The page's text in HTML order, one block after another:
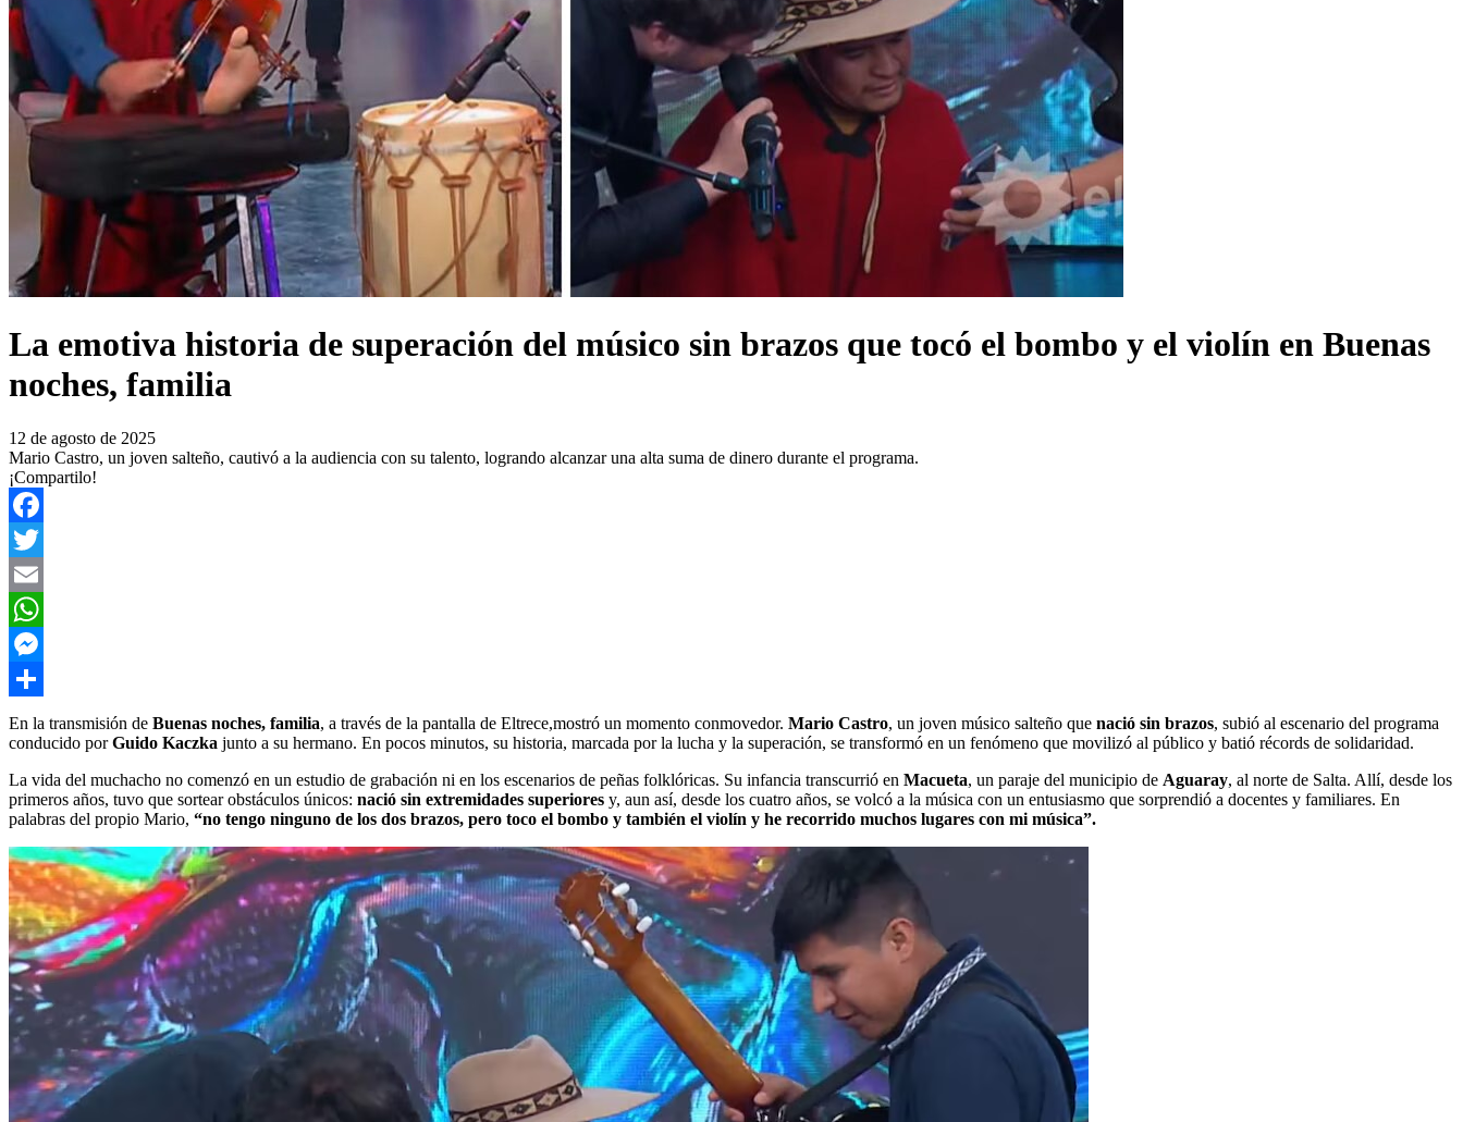
La emotiva historia de superación del músico sin brazos que tocó el bombo y el violín en Buenas
noches, familia
12 de agosto de 2025
Mario Castro, un joven salteño, cautivó a la audiencia con su talento, logrando alcanzar una alta suma de dinero durante el programa.
¡Compartilo!
Facebook
Twitter
Email
WhatsApp
Messenger
Compartir
En la transmisión de Buenas noches, familia, a través de la pantalla de Eltrece,mostró un momento conmovedor. Mario Castro, un joven músico salteño que nació sin brazos, subió al escenario del programa
conducido porGuido Kaczka junto a su hermano. En pocos minutos, su historia, marcada por la lucha y la superación, se transformó en un fenómeno que movilizó al público y batió récords de solidaridad.
La vida del muchacho no comenzó en un estudio de grabación ni en los escenarios de peñas folklóricas. Su infancia transcurrió en Macueta, un paraje del municipio de Aguaray, al norte de Salta. Allí, desde los
primeros años, tuvo que sortear obstáculos únicos: nació sin extremidades superiores y, aun así, desde los cuatro años, se volcó a la música con un entusiasmo que sorprendió a docentes y familiares. En
palabras del propio Mario, “no tengo ninguno de los dos brazos, pero toco el bombo y también el violín y he recorrido muchos lugares con mi música”.